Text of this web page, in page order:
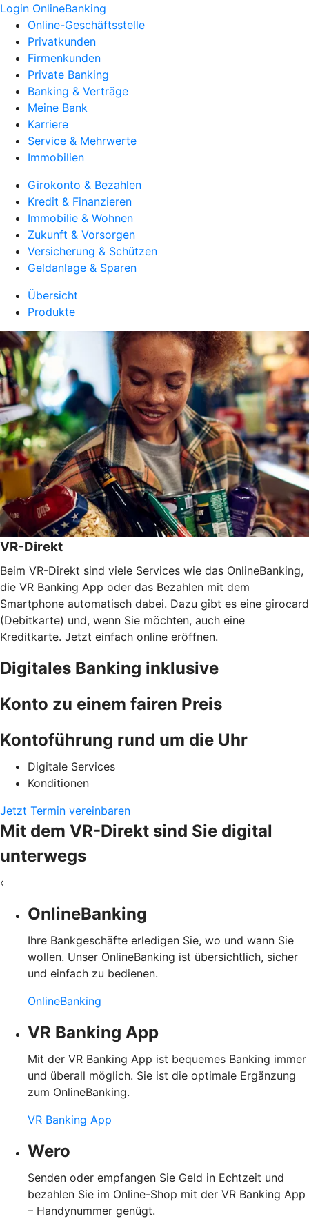
Login OnlineBanking
Online-Geschäftsstelle
Privatkunden
Firmenkunden
Private Banking
Banking & Verträge
Meine Bank
Karriere
Service & Mehrwerte
Immobilien
Girokonto & Bezahlen
Kredit & Finanzieren
Immobilie & Wohnen
Zukunft & Vorsorgen
Versicherung & Schützen
Geldanlage & Sparen
Übersicht
Produkte
VR-Direkt
Beim VR-Direkt sind viele Services wie das OnlineBanking,
die VR Banking App oder das Bezahlen mit dem
Smartphone automatisch dabei. Dazu gibt es eine girocard
(Debitkarte) und, wenn Sie möchten, auch eine
Kreditkarte. Jetzt einfach online eröffnen.
Digitales Banking inklusive
Konto zu einem fairen Preis
Kontoführung rund um die Uhr
Digitale Services
Konditionen
Jetzt Termin vereinbaren
Mit dem VR-Direkt sind Sie digital
unterwegs
‹
OnlineBanking
Ihre Bankgeschäfte erledigen Sie, wo und wann Sie
wollen. Unser OnlineBanking ist übersichtlich, sicher
und einfach zu bedienen.
OnlineBanking
VR Banking App
Mit der VR Banking App ist bequemes Banking immer
und überall möglich. Sie ist die optimale Ergänzung
zum OnlineBanking.
VR Banking App
Wero
Senden oder empfangen Sie Geld in Echtzeit und
bezahlen Sie im Online-Shop mit der VR Banking App
– Handynummer genügt.